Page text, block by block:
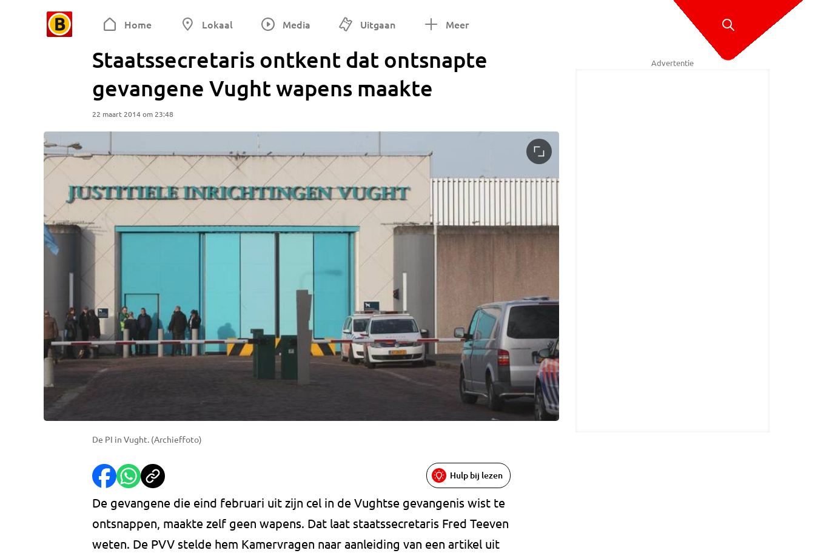
Home Lokaal Media Uitgaan Meer
Staatssecretaris ontkent dat ontsnapte
gevangene Vught wapens maakte
22 maart 2014 om 23:48
De PI in Vught. (Archieffoto)
Hulp bij lezen
De gevangene die eind februari uit zijn cel in de Vughtse gevangenis wist te
ontsnappen, maakte zelf geen wapens. Dat laat staatssecretaris Fred Teeven
weten. De PVV stelde hem Kamervragen naar aanleiding van een artikel uit
Advertentie